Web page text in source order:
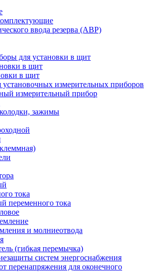
ввода резерва (АВР)
для установки в щит
в щит
в щит
измерительных приборов
измерительный прибор
зажимы
тока
переменного тока
и молниеотвода
(гибкая перемычка)
систем энергоснабжения
перенапряжения для оконечного